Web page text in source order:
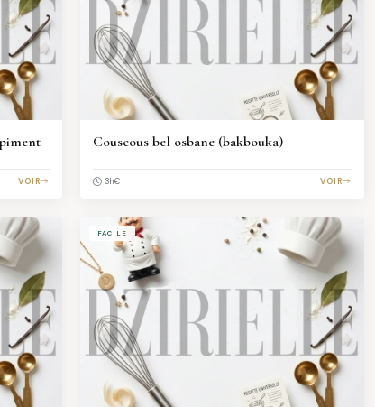
VOIR
Couscous bel osbane (bakbouka)
3h€ VOIR
FACILE